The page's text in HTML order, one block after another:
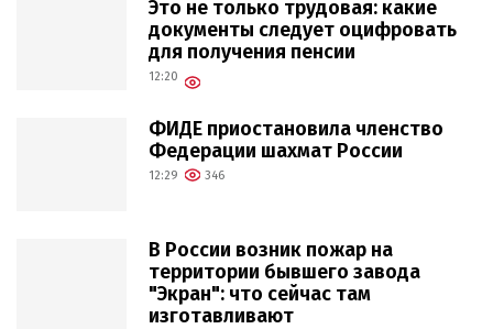
Это не только трудовая: какие
документы следует оцифровать
для получения пенсии
12:20
ФИДЕ приостановила членство
Федерации шахмат России
12:29 346
В России возник пожар на
территории бывшего завода
"Экран": что сейчас там
изготавливают